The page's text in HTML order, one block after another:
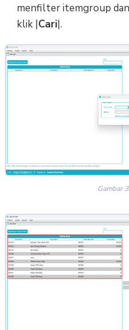
menfilter itemgroup
klik |Cari|.
Gambar